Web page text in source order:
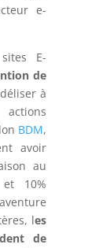
e-
E-
de
à
BDM,
avoir
au
10%
les
de